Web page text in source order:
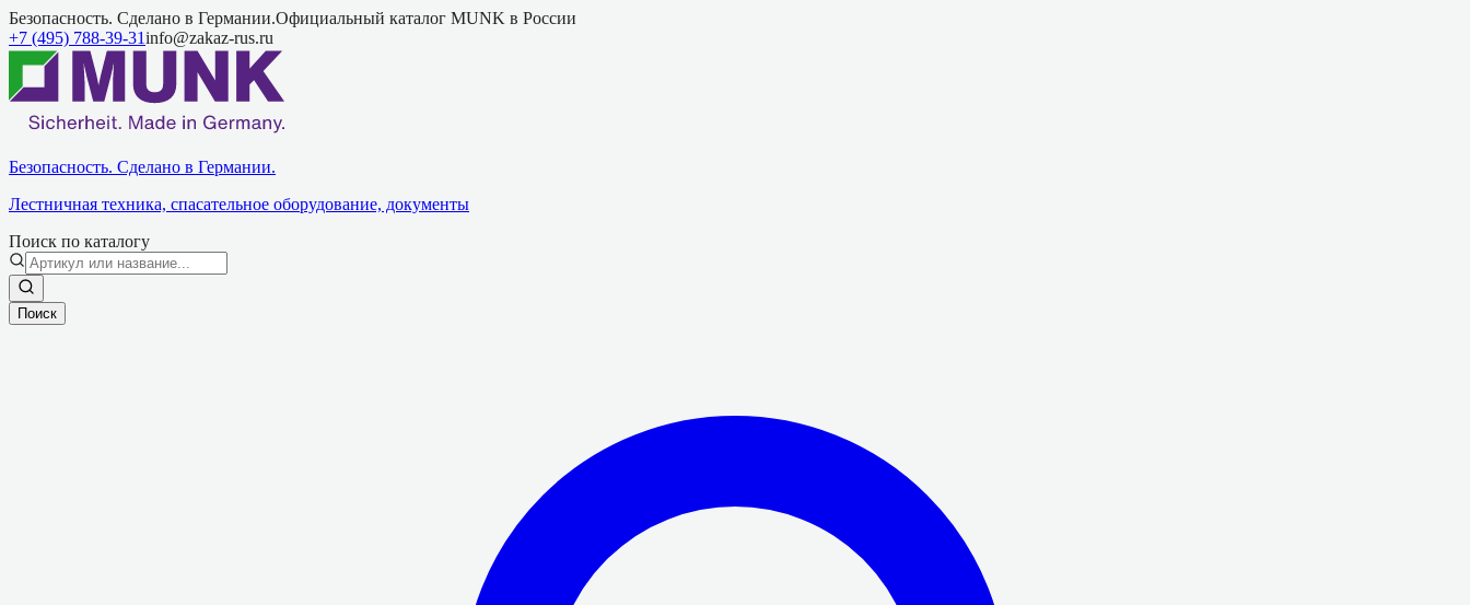
Безопасность. Сделано в Германии.Официальный каталог MUNK в России
+7 (495) 788-39-31info@zakaz-rus.ru
Безопасность. Сделано в Германии.
Лестничная техника, спасательное оборудование, документы
Поиск по каталогу
Поиск